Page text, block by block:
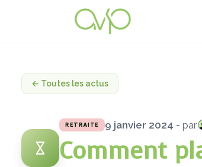
← Toutes les actus
RETRAITE 9 janvier 2024 - par
Comment